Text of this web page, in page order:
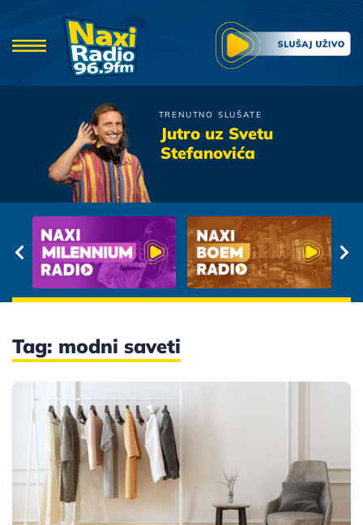
TRENUTNO SLUŠATE
Jutro uz Svetu
Stefanovića
Matija Cvek
Dvoje mladih
Tag: modni saveti